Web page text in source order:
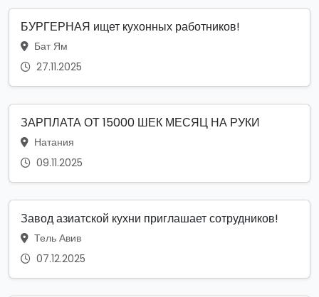
БУРГЕРНАЯ ищет кухонных работников!
Бат Ям
27.11.2025
ЗАРПЛАТА ОТ 15000 ШЕК МЕСЯЦ НА РУКИ
Натания
09.11.2025
Завод азиатской кухни приглашает сотрудников!
Тель Авив
07.12.2025